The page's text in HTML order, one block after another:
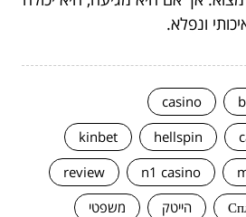
ונפלא.
casino
hellspin
kinbet
n1 casino
review
הייטק
משפטי